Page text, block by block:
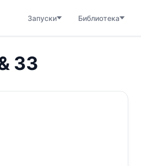
Запуски Библиотека
33